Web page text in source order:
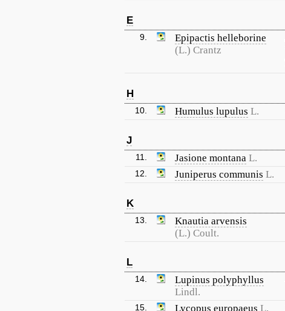
E
9.
Epipactis helleborine
(L.) Crantz
H
10. Humulus lupulus L.
J
11. Jasione montana L.
12.
Juniperus communis L.
K
13.
Knautia arvensis
(L.) Coult.
L
14.
Lupinus polyphyllus
Lindl.
15. Lycopus europaeus L.